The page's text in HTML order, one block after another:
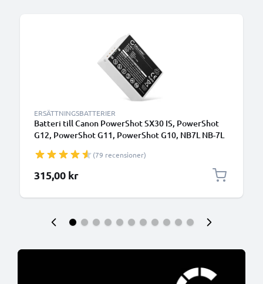
ERSÄTTNINGSBATTERIER
Batteri till Canon PowerShot SX30 IS, PowerShot
G12, PowerShot G11, PowerShot G10, NB7L NB-7L
(79 recensioner)
315,00 kr